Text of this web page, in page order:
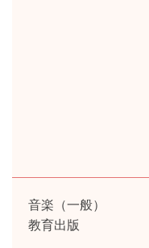
音楽（一般）
教育出版